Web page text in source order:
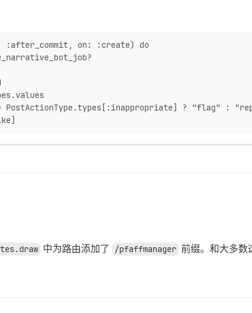
:after_commit, on: :create) do
PostActionType.types[:inappropriate] ? "flag" :
中为路由添加了 /pfaffmanager 前缀。和大多数